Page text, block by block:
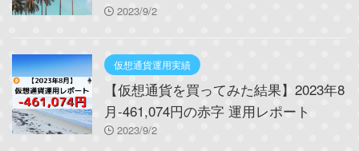
2023/9/2
仮想通貨運用実績
【仮想通貨を買ってみた結果】2023年8
月-461,074円の赤字 運用レポート
2023/9/2